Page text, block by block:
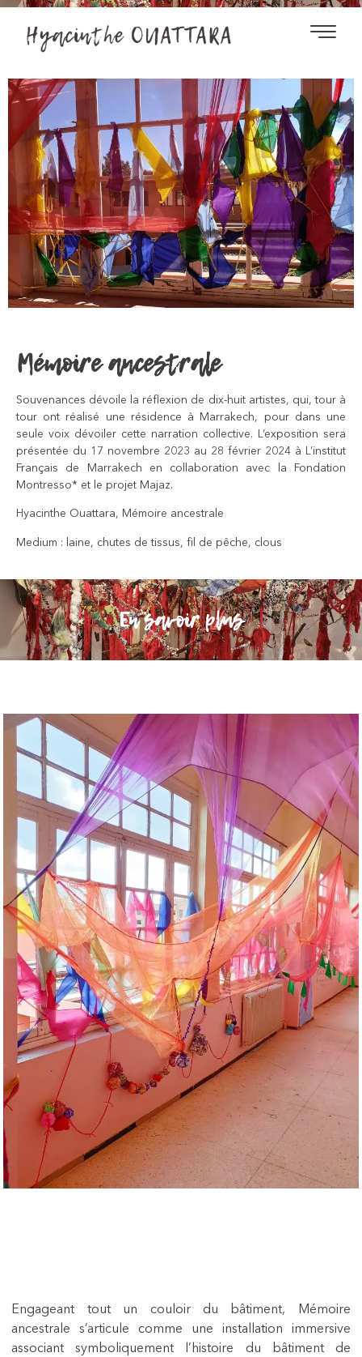
Mémoire ancestrale
Souvenances dévoile la réflexion de dix-huit artistes, qui, tour à
tour ont réalisé une résidence à Marrakech, pour dans une
seule voix dévoiler cette narration collective. L’exposition sera
présentée du 17 novembre 2023 au 28 février 2024 à L’institut
Français de Marrakech en collaboration avec la Fondation
Montresso* et le projet Majaz.
Hyacinthe Ouattara, Mémoire ancestrale
Medium : laine, chutes de tissus, fil de pêche, clous
En savoir plus
Engageant tout un couloir du bâtiment, Mémoire
ancestrale s’articule comme une installation immersive
associant symboliquement l’histoire du bâtiment de